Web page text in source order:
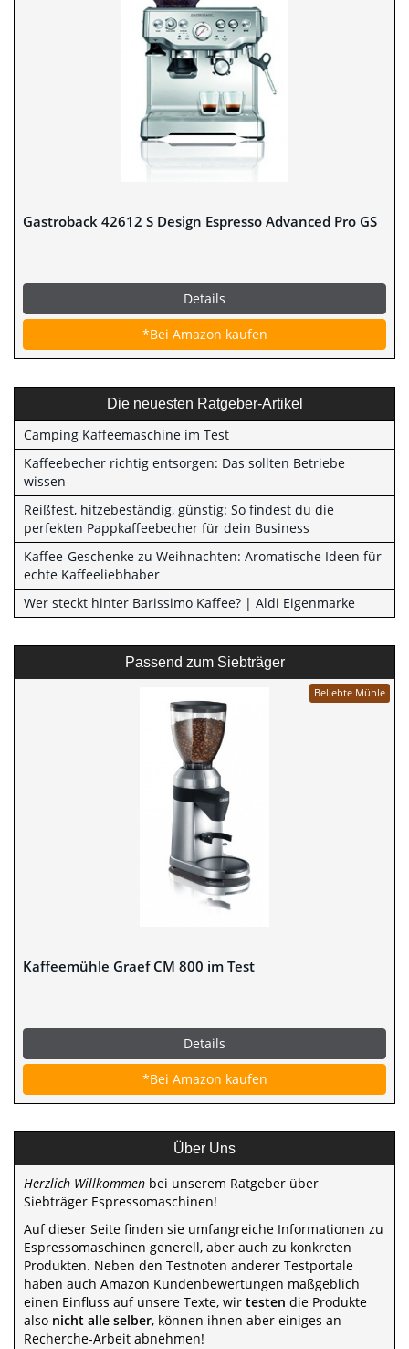
Gastroback 42612 S Design Espresso Advanced Pro GS
Details
*Bei Amazon kaufen
Die neuesten Ratgeber-Artikel
Camping Kaffeemaschine im Test
Kaffeebecher richtig entsorgen: Das sollten Betriebe
wissen
Reißfest, hitzebeständig, günstig: So findest du die
perfekten Pappkaffeebecher für dein Business
Kaffee-Geschenke zu Weihnachten: Aromatische Ideen für
echte Kaffeeliebhaber
Wer steckt hinter Barissimo Kaffee? | Aldi Eigenmarke
Passend zum Siebträger
Beliebte Mühle
Kaffeemühle Graef CM 800 im Test
Details
*Bei Amazon kaufen
Über Uns
Herzlich Willkommen bei unserem Ratgeber über
Siebträger Espressomaschinen!
Auf dieser Seite finden sie umfangreiche Informationen zu
Espressomaschinen generell, aber auch zu konkreten
Produkten. Neben den Testnoten anderer Testportale
haben auch Amazon Kundenbewertungen maßgeblich
einen Einfluss auf unsere Texte, wir testen die Produkte
also nicht alle selber, können ihnen aber einiges an
Recherche-Arbeit abnehmen!